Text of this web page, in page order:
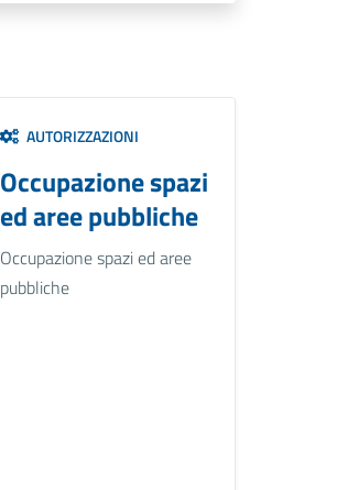
AUTORIZZAZIONI
Occupazione spazi
ed aree pubbliche
Occupazione spazi ed aree
pubbliche